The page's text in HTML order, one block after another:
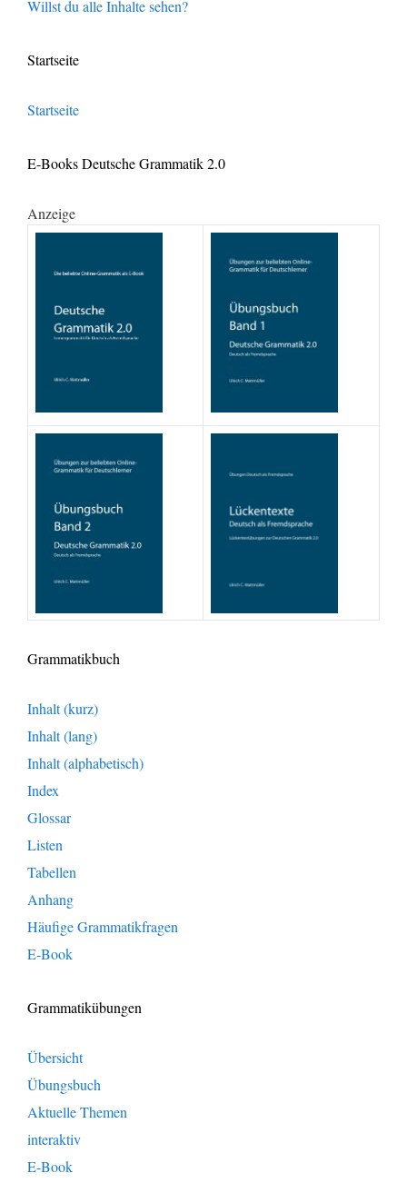
Willst du alle Inhalte sehen?
Startseite
Startseite
E-Books Deutsche Grammatik 2.0
Anzeige
Grammatikbuch
Inhalt (kurz)
Inhalt (lang)
Inhalt (alphabetisch)
Index
Glossar
Listen
Tabellen
Anhang
Häufige Grammatikfragen
E-Book
Grammatikübungen
Übersicht
Übungsbuch
Aktuelle Themen
interaktiv
E-Book